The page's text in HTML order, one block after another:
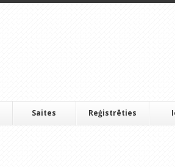
Saites Reģistrēties